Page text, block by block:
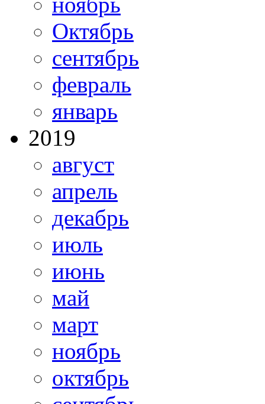
Октябрь
сентябрь
февраль
январь
2019
август
апрель
декабрь
июль
июнь
май
март
ноябрь
октябрь